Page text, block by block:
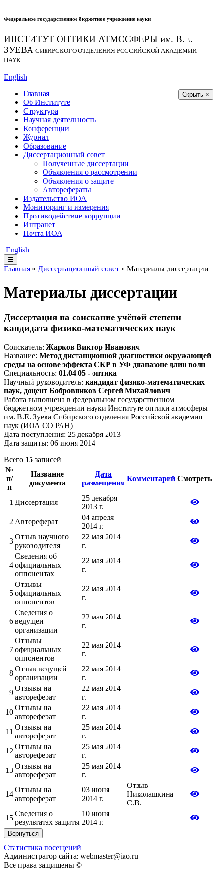
Федеральное государственное бюджетное учреждение науки
ИНСТИТУТ ОПТИКИ АТМОСФЕРЫ им. В.Е.
ЗУЕВА СИБИРСКОГО ОТДЕЛЕНИЯ РОССИЙСКОЙ АКАДЕМИИ
НАУК
English
Скрыть ×
Главная
Об Институте
Структура
Научная деятельность
Конференции
Журнал
Образование
Диссертационный совет
Полученные диссертации
Объявления о рассмотрении
Объявления о защите
Авторефераты
Издательство ИОА
Мониторинг и измерения
Противодействие коррупции
Интранет
Почта ИОА
English
☰
Главная » Диссертационный совет » Материалы диссертации
Материалы диссертации
Диссертация на соискание учёной степени
кандидата физико-математических наук
Соискатель: Жарков Виктор Иванович
Название: Метод дистанционной диагностики окружающей
среды на основе эффекта СКР в УФ диапазоне длин волн
Специальность: 01.04.05 - оптика
Научный руководитель: кандидат физико-математических
наук, доцент Бобровников Сергей Михайлович
Работа выполнена в федеральном государственном
бюджетном учреждении науки Институте оптики атмосферы
им. В.Е. Зуева Сибирского отделения Российской академии
наук (ИОА СО РАН)
Дата поступления: 25 декабря 2013
Дата защиты: 06 июня 2014
Всего 15 записей.
№
п/
п
Название
документа
Дата
размещения
Комментарий Смотреть
1 Диссертация
25 декабря
2013 г.
2 Автореферат
04 апреля
2014 г.
3
Отзыв научного
руководителя
22 мая 2014
г.
4
Сведения об
официальных
оппонентах
22 мая 2014
г.
5
Отзывы
официальных
оппонентов
22 мая 2014
г.
6
Сведения о
ведущей
организации
22 мая 2014
г.
7
Отзывы
официальных
оппонентов
22 мая 2014
г.
8
Отзыв ведущей
организации
22 мая 2014
г.
9
Отзывы на
автореферат
22 мая 2014
г.
10
Отзывы на
автореферат
22 мая 2014
г.
11
Отзывы на
автореферат
25 мая 2014
г.
12
Отзывы на
автореферат
25 мая 2014
г.
13
Отзывы на
автореферат
25 мая 2014
г.
14
Отзывы на
автореферат
03 июня
2014 г.
Отзыв
Николашкина
С.В.
15
Сведения о
результатах защиты
10 июня
2014 г.
Вернуться
Статистика посещений
Администратор сайта: webmaster@iao.ru
Все права защищены ©